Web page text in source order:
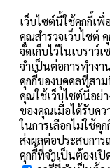
เว็บไซต์นี้ใช้คุกกี้เ
คุณสำรวจเว็บไซต์
จัดเก็บไว้ในเบราว์
จำเป็นต่อการทำง
คุกกี้ของบุคคลที่สาม
คุณใช้เว็บไซต์นี้อย่า
ของคุณเมื่อได้รับค
ในการเลือกไม่ใช้คุ
ส่งผลต่อประสบกา
คุกกี้ที่จำเป็นต้องเปิ